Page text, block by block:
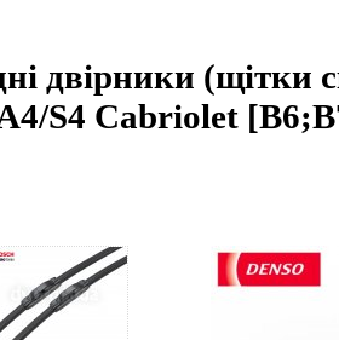
двірники (щітки
S4 Cabriolet